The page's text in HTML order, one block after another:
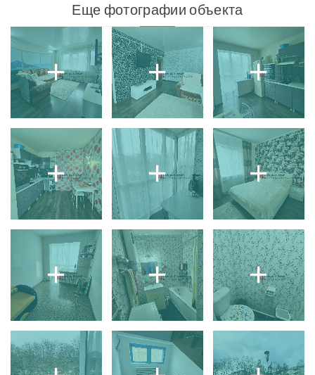
Еще фотографии объекта